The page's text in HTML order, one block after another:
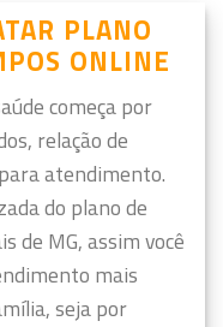
PLANO
ONLINE
começa por
relação de
atendimento.
do plano de
de MG, assim você
mais
seja por